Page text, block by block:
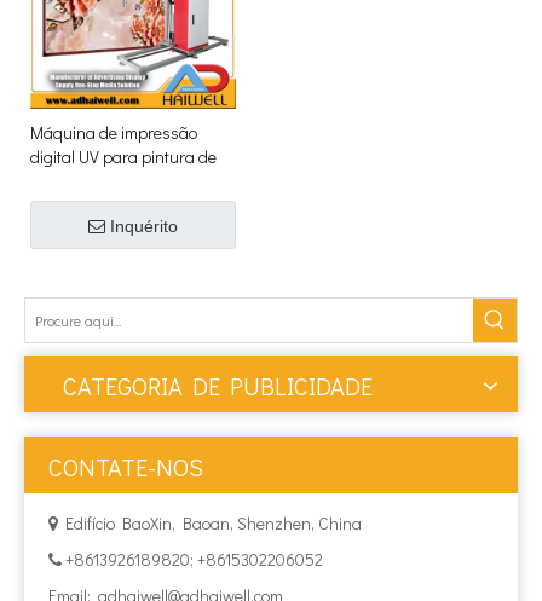
Máquina de impressão
digital UV para pintura de
Inquérito
CATEGORIA DE PUBLICIDADE
CONTATE-NOS
 Edifício BaoXin, Baoan, Shenzhen, China
 +8613926189820; +8615302206052
Email: adhaiwell@adhaiwell.com